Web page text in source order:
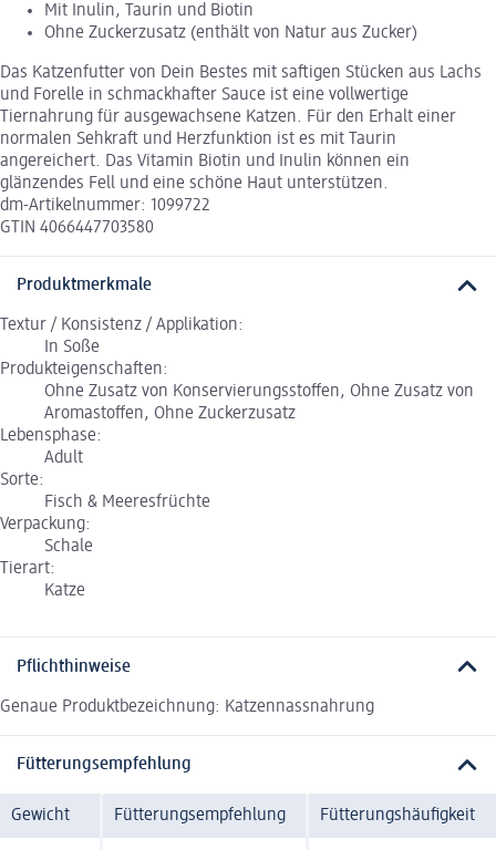
Mit Inulin, Taurin und Biotin
Ohne Zuckerzusatz (enthält von Natur aus Zucker)
Das Katzenfutter von Dein Bestes mit saftigen Stücken aus Lachs
und Forelle in schmackhafter Sauce ist eine vollwertige
Tiernahrung für ausgewachsene Katzen. Für den Erhalt einer
normalen Sehkraft und Herzfunktion ist es mit Taurin
angereichert. Das Vitamin Biotin und Inulin können ein
glänzendes Fell und eine schöne Haut unterstützen.
dm-Artikelnummer: 1099722
GTIN 4066447703580
Produktmerkmale
Textur / Konsistenz / Applikation:
In Soße
Produkteigenschaften:
Ohne Zusatz von Konservierungsstoffen, Ohne Zusatz von
Aromastoffen, Ohne Zuckerzusatz
Lebensphase:
Adult
Sorte:
Fisch & Meeresfrüchte
Verpackung:
Schale
Tierart:
Katze
Pflichthinweise
Genaue Produktbezeichnung: Katzennassnahrung
Fütterungsempfehlung
Gewicht Fütterungsempfehlung Fütterungshäufigkeit